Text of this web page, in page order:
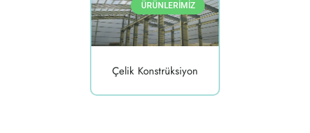
ÜRÜNLERİMİZ
Çelik Konstrüksiyon